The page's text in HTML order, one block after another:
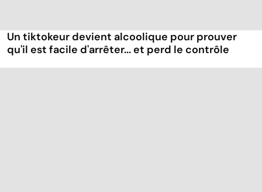
Un tiktokeur devient alcoolique pour prouver
qu'il est facile d'arrêter... et perd le contrôle